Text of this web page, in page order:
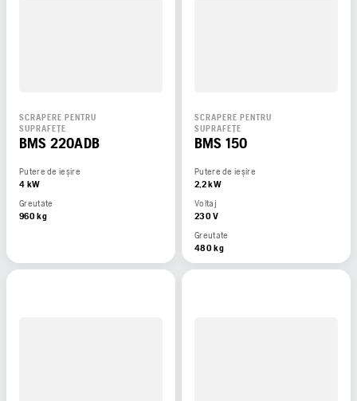
SCRAPERE PENTRU
SUPRAFEȚE
BMS 220ADB
Putere de ieșire
4 kW
Greutate
960 kg
SCRAPERE PENTRU
SUPRAFEȚE
BMS 150
Putere de ieșire
2,2 kW
Voltaj
230 V
Greutate
480 kg